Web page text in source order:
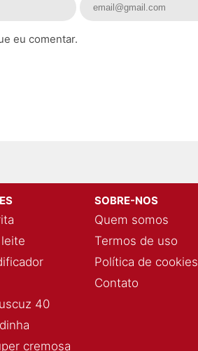
eu comentar.
40
cremosa
SOBRE-NOS
Quem somos
Termos de uso
Política de cookies
Contato